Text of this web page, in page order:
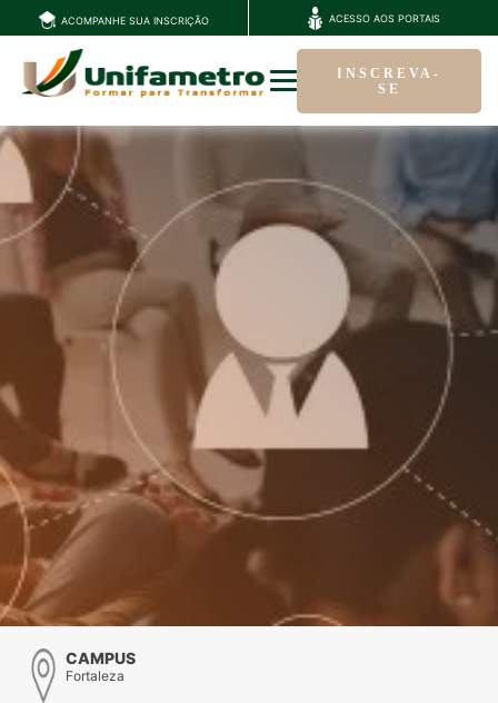
ACOMPANHE SUA INSCRIÇÃO ACESSO AOS PORTAIS
INSCREVA-
SE
CAMPUS
Fortaleza